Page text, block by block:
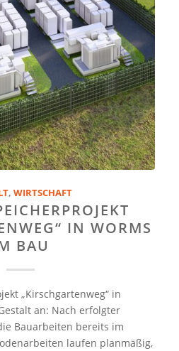
,WIRTSCHAFT
IN WORMS
BAU
„Kirschgartenweg“ in
an: Nach erfolgter
Bauarbeiten bereits im
laufen planmäßig,